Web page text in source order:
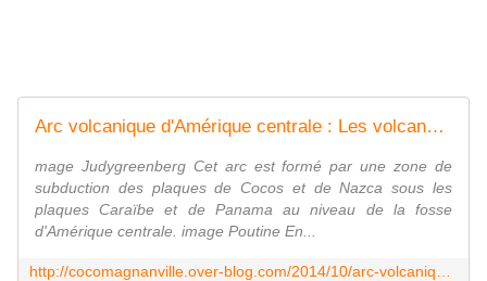
Arc volcanique d'Amérique centrale : Les volcans du Costa Rica - coco Magnanville
mage Judygreenberg Cet arc est formé par une zone de
subduction des plaques de Cocos et de Nazca sous les
plaques Caraïbe et de Panama au niveau de la fosse
d'Amérique centrale. image Poutine En...